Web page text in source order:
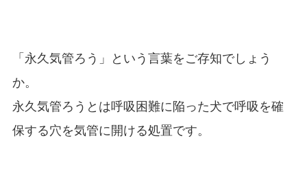
「永久気管ろう」という言葉をご存知でしょう
か。
永久気管ろうとは呼吸困難に陥った犬で呼吸を確
保する穴を気管に開ける処置です。